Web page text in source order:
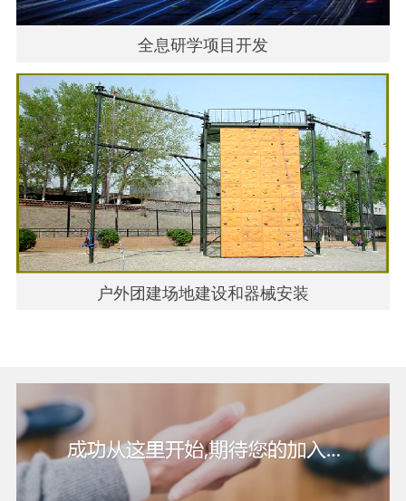
全息研学项目开发
户外团建场地建设和器械安装